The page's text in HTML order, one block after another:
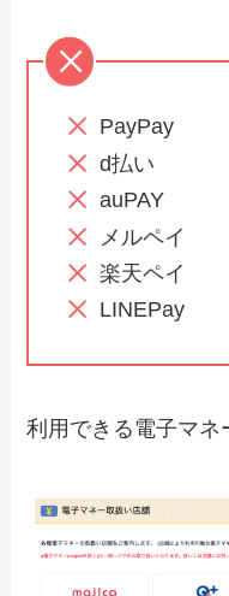
PayPay
d払い
auPAY
メルペイ
楽天ペイ
LINEPay
利用できる電子マネ